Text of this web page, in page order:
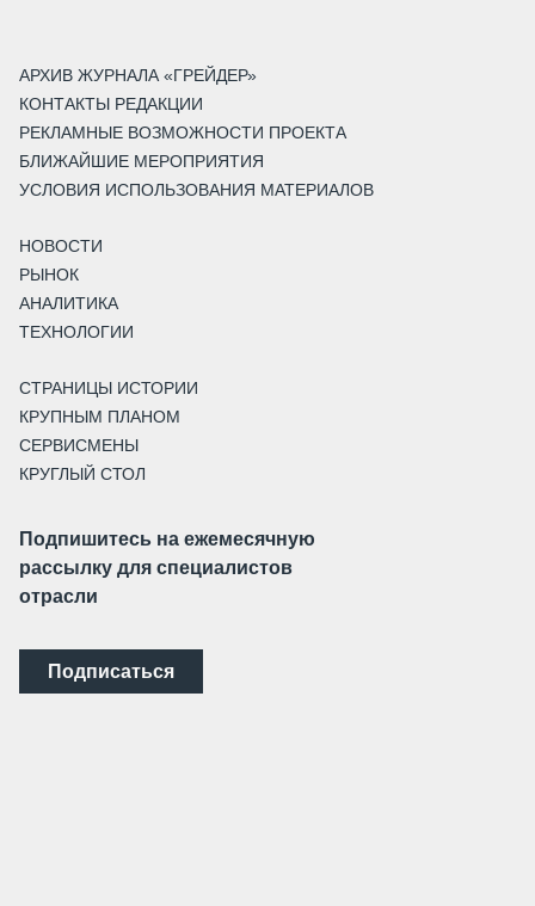
АРХИВ ЖУРНАЛА «ГРЕЙДЕР»
КОНТАКТЫ РЕДАКЦИИ
РЕКЛАМНЫЕ ВОЗМОЖНОСТИ ПРОЕКТА
БЛИЖАЙШИЕ МЕРОПРИЯТИЯ
УСЛОВИЯ ИСПОЛЬЗОВАНИЯ МАТЕРИАЛОВ
НОВОСТИ
РЫНОК
АНАЛИТИКА
ТЕХНОЛОГИИ
СТРАНИЦЫ ИСТОРИИ
КРУПНЫМ ПЛАНОМ
СЕРВИСМЕНЫ
КРУГЛЫЙ СТОЛ
Подпишитесь на ежемесячную
рассылку для специалистов
отрасли
Подписаться